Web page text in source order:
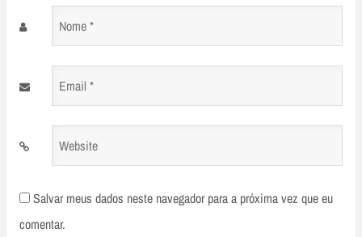
Nome
Email
Website
Salvar meus dados neste navegador para a próxima vez que eu
comentar.